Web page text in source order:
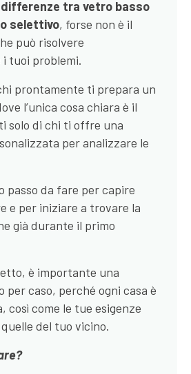
differenze tra vetro basso
selettivo, forse non è il
può risolvere
tuoi problemi.
prontamente ti prepara un
l’unica cosa chiara è il
solo di chi ti offre una
per analizzare le
passo da fare per capire
e per iniziare a trovare la
già durante il primo
è importante una
per caso, perché ogni casa è
così come le tue esigenze
del tuo vicino.